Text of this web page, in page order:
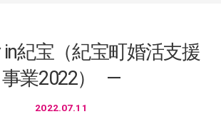
紀宝（紀宝町婚活支援
事業2022）
2022.07.11